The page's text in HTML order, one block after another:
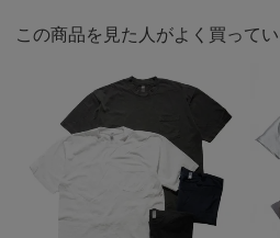
この商品を見た人がよく買って